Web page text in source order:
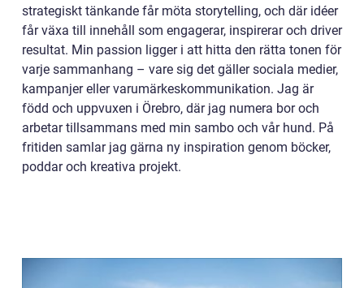
strategiskt tänkande får möta storytelling, och där idéer
får växa till innehåll som engagerar, inspirerar och driver
resultat. Min passion ligger i att hitta den rätta tonen för
varje sammanhang – vare sig det gäller sociala medier,
kampanjer eller varumärkeskommunikation. Jag är
född och uppvuxen i Örebro, där jag numera bor och
arbetar tillsammans med min sambo och vår hund. På
fritiden samlar jag gärna ny inspiration genom böcker,
poddar och kreativa projekt.